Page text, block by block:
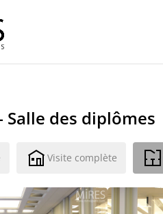
Salle des diplômes
Visite complète